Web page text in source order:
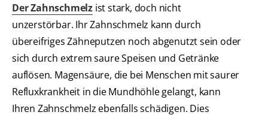
Der Zahnschmelz ist stark, doch nicht
unzerstörbar. Ihr Zahnschmelz kann durch
übereifriges Zähneputzen noch abgenutzt sein oder
sich durch extrem saure Speisen und Getränke
auflösen. Magensäure, die bei Menschen mit saurer
Refluxkrankheit in die Mundhöhle gelangt, kann
Ihren Zahnschmelz ebenfalls schädigen. Dies